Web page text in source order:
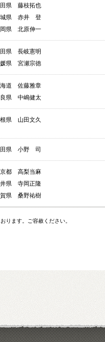
県 藤枝拓也
城県 赤井 登
県 北原伸一
県 長岐憲明
県 宮瀬宗徳
道 佐藤雅章
県 中嶋健太
県 山田文久
田県 小野 司
都 高梨当麻
県 寺岡正隆
県 桑野祐樹
ります。ご容赦ください。